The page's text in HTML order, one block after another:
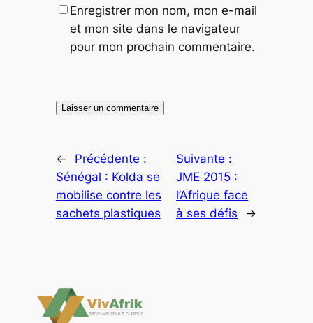
Enregistrer mon nom, mon e-mail
et mon site dans le navigateur
pour mon prochain commentaire.
←
Précédente :
Sénégal : Kolda se
mobilise contre les
sachets plastiques
Suivante :
JME 2015 :
l’Afrique face
à ses défis
→